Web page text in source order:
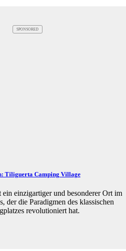
SPONSORED
Tiliguerta Camping Village
einzigartiger und besonderer Ort im
der die Paradigmen des klassischen
revolutioniert hat.